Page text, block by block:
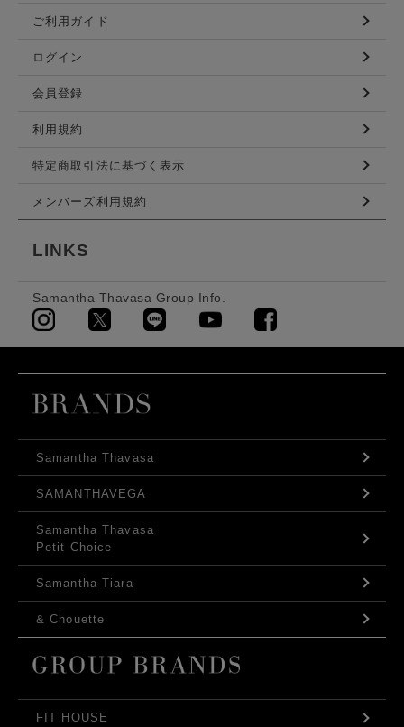
ご利用ガイド
ログイン
会員登録
利用規約
特定商取引法に基づく表示
メンバーズ利用規約
LINKS
Samantha Thavasa Group Info.
Samantha Thavasa
SAMANTHAVEGA
Samantha Thavasa
Petit Choice
Samantha Tiara
& Chouette
FIT HOUSE